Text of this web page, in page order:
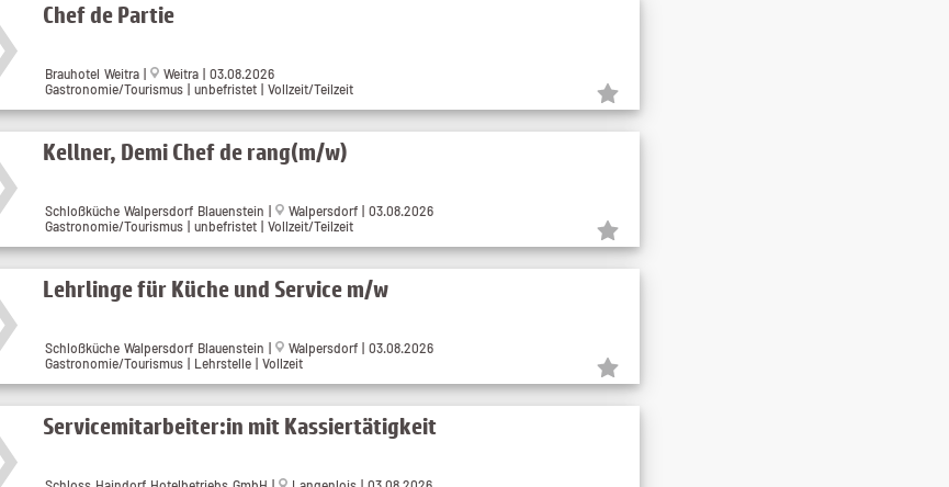
Chef de Partie
Brauhotel Weitra |
Weitra | 03.08.2026
Gastronomie/Tourismus | unbefristet | Vollzeit/Teilzeit
Kellner, Demi Chef de rang(m/w)
Schloßküche Walpersdorf Blauenstein |
Walpersdorf | 03.08.2026
Gastronomie/Tourismus | unbefristet | Vollzeit/Teilzeit
Lehrlinge für Küche und Service m/w
Schloßküche Walpersdorf Blauenstein |
Walpersdorf | 03.08.2026
Gastronomie/Tourismus | Lehrstelle | Vollzeit
Servicemitarbeiter:in mit Kassiertätigkeit